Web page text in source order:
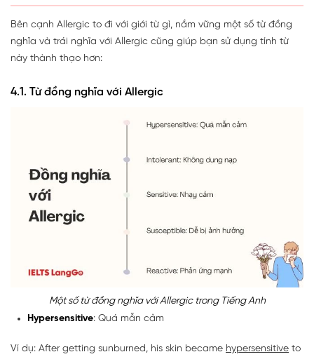
Bên cạnh Allergic to đi với giới từ gì, nắm vững một số từ đồng
nghĩa và trái nghĩa với Allergic cũng giúp bạn sử dụng tính từ
này thành thạo hơn:
4.1. Từ đồng nghĩa với Allergic
Một số từ đồng nghĩa với Allergic trong Tiếng Anh
Hypersensitive: Quá mẫn cảm
Ví dụ: After getting sunburned, his skin became hypersensitive to